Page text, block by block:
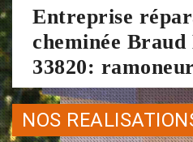
Entreprise
cheminée
33820:
NOS